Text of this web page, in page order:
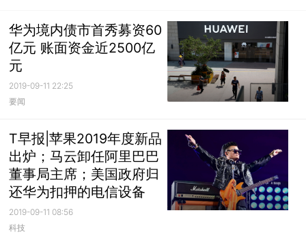
华为境内债市首秀募资60
亿元 账面资金近2500亿
元
2019-09-11 22:25
要闻
T早报|苹果2019年度新品
出炉；马云卸任阿里巴巴
董事局主席；美国政府归
还华为扣押的电信设备
2019-09-11 08:56
科技